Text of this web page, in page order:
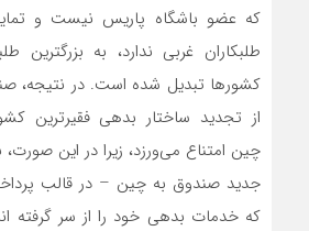
که عضو باشگاه پاریس نیست و
طلبکاران غربی ندارد، به بزرگترین
کشورها تبدیل شده است. در نتیجه،
از تجدید ساختار بدهی فقیرترین
چین امتناع می‌ورزد، زیرا در این
جدید صندوق به چین – در قالب
که خدمات بدهی خود را از سر گرفته